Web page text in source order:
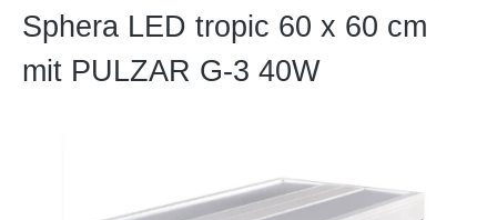
Sphera LED tropic 60 x 60 cm
mit PULZAR G-3 40W